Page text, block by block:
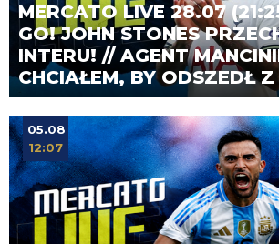
MERCATO LIVE 28.07
GO! JOHN STONES
INTERU! // AGENT
CHCIAŁEM, BY ODSZEDŁ
05.08
12:07